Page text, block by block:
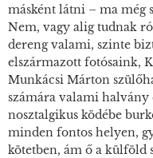
másként látni – ma még
Nem, vagy alig tudnak
dereng valami, szinte
elszármazott fotósaink,
Munkácsi Márton
számára valami halvány
nosztalgikus ködébe
minden fontos helyen,
kötetben, ám ő a külföld